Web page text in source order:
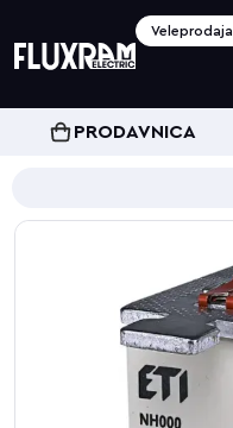
Veleprodaja
PRODAVNICA